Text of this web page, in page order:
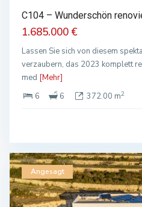
C104 – Wunderschön
1.685.000 €
Lassen Sie sich von diesem
verzaubern, das 2023 komplett
med [Mehr]
6
6 372.00 m2
Angesagt